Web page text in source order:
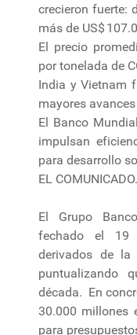
crecieron fuerte:
más de US$
El precio
por tonelada de
India y Vietnam
mayores
El Banco
impulsan
para desarrollo
EL COMUNICADO.
El Grupo
fechado el 19
derivados de
puntualizando
década. En
30.000 millones
para